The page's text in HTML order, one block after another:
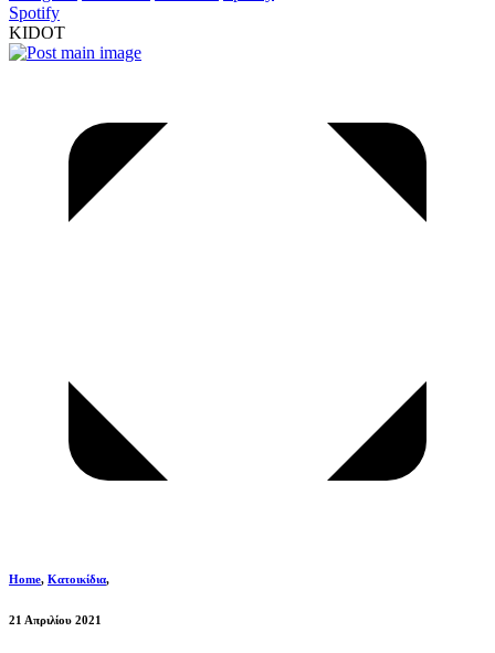
Spotify
KIDOT
Home, Κατοικίδια,
21 Απριλίου 2021